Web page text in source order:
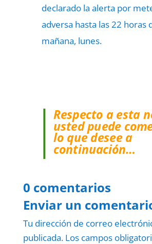
declarado la alerta por
adversa hasta las 22 horas
mañana, lunes.
Respecto a esta
usted puede
lo que desee a
continuación…
0 comentarios
Enviar un
Tu dirección de correo
publicada. Los campos